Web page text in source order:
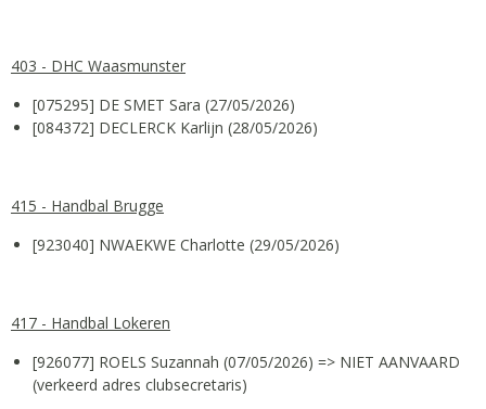
403 - DHC Waasmunster
[075295] DE SMET Sara (27/05/2026)
[084372] DECLERCK Karlijn (28/05/2026)
415 - Handbal Brugge
[923040] NWAEKWE Charlotte (29/05/2026)
417 - Handbal Lokeren
[926077] ROELS Suzannah (07/05/2026) => NIET AANVAARD
(verkeerd adres clubsecretaris)